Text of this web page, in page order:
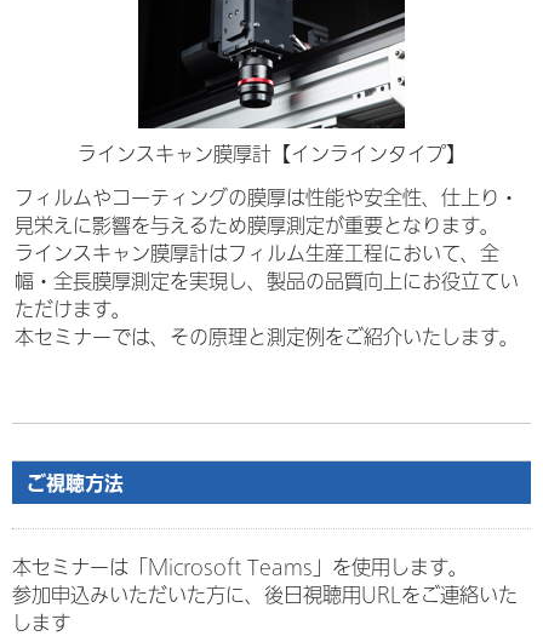
ラインスキャン膜厚計【インラインタイプ】
フィルムやコーティングの膜厚は性能や安全性、仕上り・
見栄えに影響を与えるため膜厚測定が重要となります。
ラインスキャン膜厚計はフィルム生産工程において、全
幅・全長膜厚測定を実現し、製品の品質向上にお役立てい
ただけます。
本セミナーでは、その原理と測定例をご紹介いたします。
ご視聴方法
本セミナーは「Microsoft Teams」を使用します。
参加申込みいただいた方に、後日視聴用URLをご連絡いた
します